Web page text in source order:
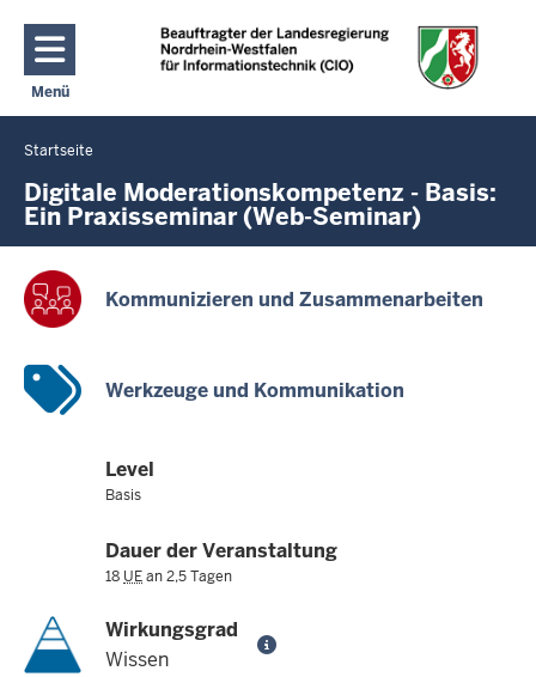
Direkt zum Inhalt
Menü
Navigation aktivieren/deaktivieren: Hauptmenü
Sie
befinden
sich
hier
Startseite
Digitale Moderationskompetenz - Basis:
Ein Praxisseminar (Web-Seminar)
Kommunizieren und Zusammenarbeiten
Werkzeuge und Kommunikation
Level
Basis
Dauer der Veranstaltung
18 UEan 2,5 Tagen
Wirkungsgrad
Wissen